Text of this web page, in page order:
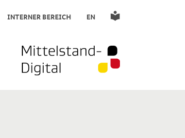
INTERNER BEREICH EN